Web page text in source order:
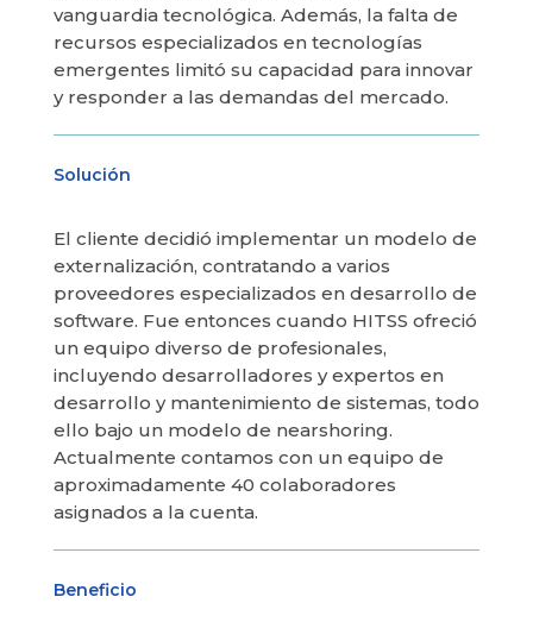
vanguardia tecnológica. Además, la falta de
recursos especializados en tecnologías
emergentes limitó su capacidad para innovar
y responder a las demandas del mercado.
Solución
El cliente decidió implementar un modelo de
externalización, contratando a varios
proveedores especializados en desarrollo de
software. Fue entonces cuando HITSS ofreció
un equipo diverso de profesionales,
incluyendo desarrolladores y expertos en
desarrollo y mantenimiento de sistemas, todo
ello bajo un modelo de nearshoring.
Actualmente contamos con un equipo de
aproximadamente 40 colaboradores
asignados a la cuenta.
Beneficio